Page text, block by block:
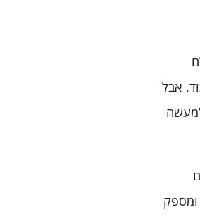
אבל